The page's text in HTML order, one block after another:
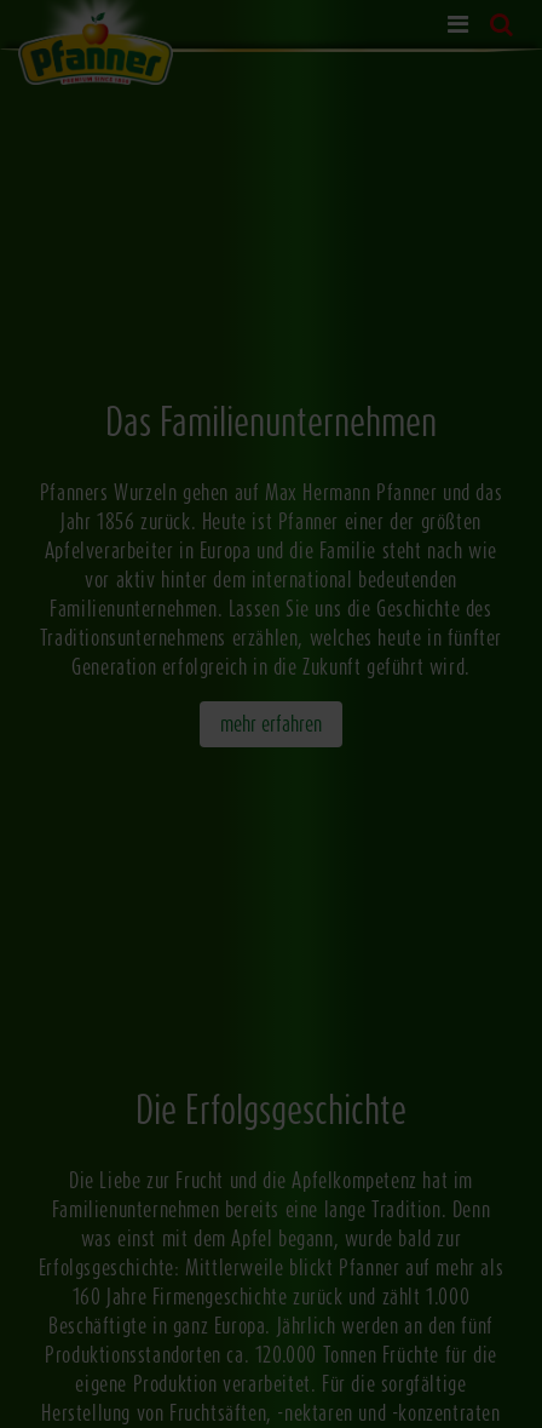
Zum Inhalt springen
Das Familienunternehmen
Pfanners Wurzeln gehen auf Max Hermann Pfanner und das
Jahr 1856 zurück. Heute ist Pfanner einer der größten
Apfelverarbeiter in Europa und die Familie steht nach wie
vor aktiv hinter dem international bedeutenden
Familienunternehmen. Lassen Sie uns die Geschichte des
Traditionsunternehmens erzählen, welches heute in fünfter
Generation erfolgreich in die Zukunft geführt wird.
mehr erfahren
Die Erfolgsgeschichte
Die Liebe zur Frucht und die Apfelkompetenz hat im
Familienunternehmen bereits eine lange Tradition. Denn
was einst mit dem Apfel begann, wurde bald zur
Erfolgsgeschichte: Mittlerweile blickt Pfanner auf mehr als
160 Jahre Firmengeschichte zurück und zählt 1.000
Beschäftigte in ganz Europa. Jährlich werden an den fünf
Produktionsstandorten ca. 120.000 Tonnen Früchte für die
eigene Produktion verarbeitet. Für die sorgfältige
Herstellung von Fruchtsäften, -nektaren und -konzentraten